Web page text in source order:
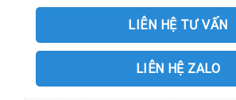
LIÊN HỆ TƯ VẤN
LIÊN HỆ ZALO